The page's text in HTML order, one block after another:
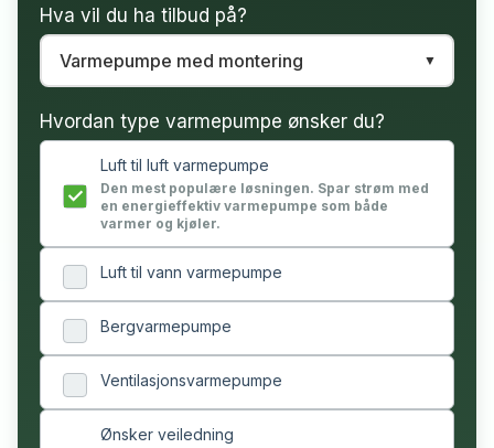
Hva vil du ha tilbud på?
Hvordan type varmepumpe ønsker du?
Luft til luft varmepumpe
Den mest populære løsningen. Spar strøm med
en energieffektiv varmepumpe som både
varmer og kjøler.
Luft til vann varmepumpe
Bergvarmepumpe
Ventilasjonsvarmepumpe
Ønsker veiledning